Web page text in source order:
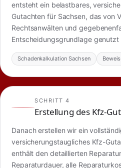
entsteht ein belastbares,
Gutachten für Sachsen, das von
Rechtsanwälten und
Entscheidungsgrundlage genutzt
Schadenkalkulation Sachsen
SCHRITT 4
Erstellung des Kfz-
Danach erstellen wir ein
versicherungstaugliches Kfz-
enthält den detaillierten
Reparaturdauer, alle